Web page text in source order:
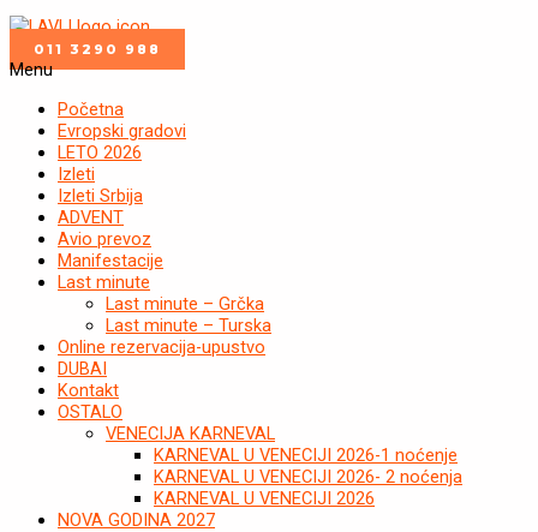
011 3290 988
Menu
Početna
Evropski gradovi
LETO 2026
Izleti
Izleti Srbija
ADVENT
Avio prevoz
Manifestacije
Last minute
Last minute – Grčka
Last minute – Turska
Online rezervacija-upustvo
DUBAI
Kontakt
OSTALO
VENECIJA KARNEVAL
KARNEVAL U VENECIJI 2026-1 noćenje
KARNEVAL U VENECIJI 2026- 2 noćenja
KARNEVAL U VENECIJI 2026
NOVA GODINA 2027